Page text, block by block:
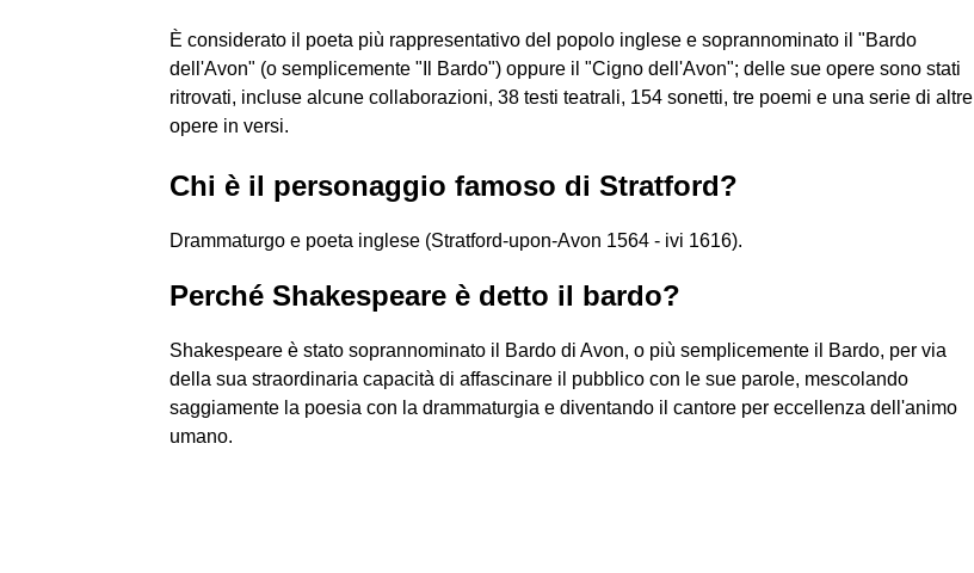
È considerato il poeta più rappresentativo del popolo inglese e soprannominato il "Bardo
dell'Avon" (o semplicemente "Il Bardo") oppure il "Cigno dell'Avon"; delle sue opere sono stati
ritrovati, incluse alcune collaborazioni, 38 testi teatrali, 154 sonetti, tre poemi e una serie di altre
opere in versi.
Chi è il personaggio famoso di Stratford?
Drammaturgo e poeta inglese (Stratford-upon-Avon 1564 - ivi 1616).
Perché Shakespeare è detto il bardo?
Shakespeare è stato soprannominato il Bardo di Avon, o più semplicemente il Bardo, per via
della sua straordinaria capacità di affascinare il pubblico con le sue parole, mescolando
saggiamente la poesia con la drammaturgia e diventando il cantore per eccellenza dell'animo
umano.